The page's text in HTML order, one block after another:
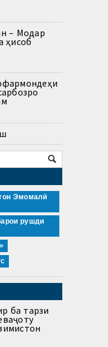
– Модар
ҳисоб
Эмомалӣ
рушди
ба тарзи